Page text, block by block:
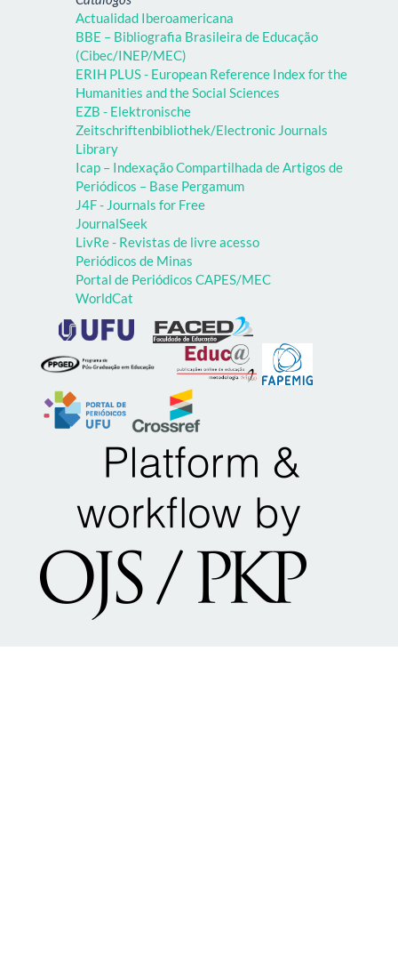
Actualidad Iberoamericana
BBE – Bibliografia Brasileira de Educação
(Cibec/INEP/MEC)
ERIH PLUS - European Reference Index for the
Humanities and the Social Sciences
EZB - Elektronische
Zeitschriftenbibliothek/Electronic Journals
Library
Icap – Indexação Compartilhada de Artigos de
Periódicos – Base Pergamum
J4F - Journals for Free
JournalSeek
LivRe - Revistas de livre acesso
Periódicos de Minas
Portal de Periódicos CAPES/MEC
WorldCat